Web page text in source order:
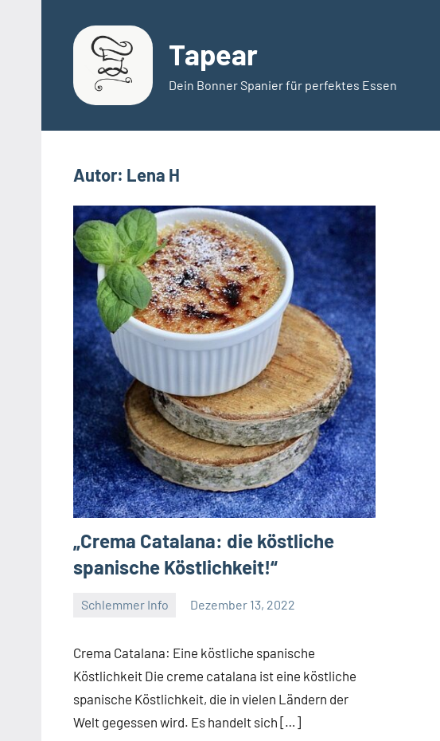
Tapear
Dein Bonner Spanier für perfektes Essen
Autor: Lena H
„Crema Catalana: die köstliche
spanische Köstlichkeit!“
Schlemmer Info Dezember 13, 2022
Crema Catalana: Eine köstliche spanische
Köstlichkeit Die creme catalana ist eine köstliche
spanische Köstlichkeit, die in vielen Ländern der
Welt gegessen wird. Es handelt sich […]